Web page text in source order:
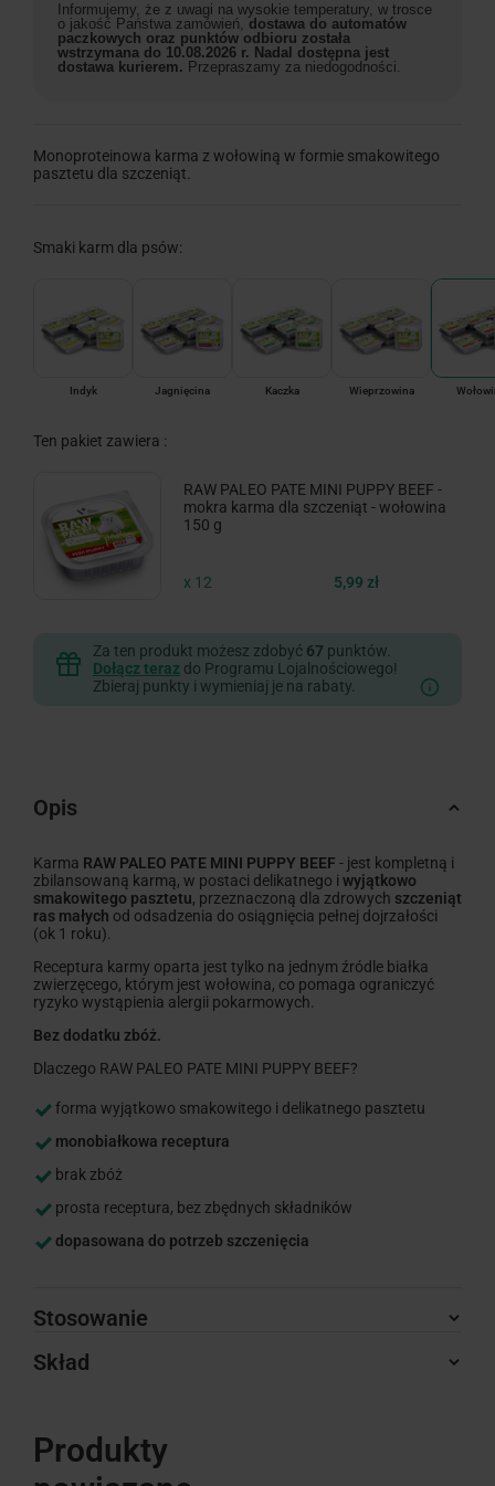
Informujemy, że z uwagi na wysokie temperatury, w trosce
o jakość Państwa zamówień, dostawa do automatów
paczkowych oraz punktów odbioru została
wstrzymana do 10.08.2026 r. Nadal dostępna jest
dostawa kurierem. Przepraszamy za niedogodności.
Monoproteinowa karma z wołowiną w formie smakowitego
pasztetu dla szczeniąt.
Smaki karm dla psów:
Indyk Jagnięcina Kaczka Wieprzowina
Ten pakiet zawiera :
RAW PALEO PATE MINI PUPPY BEEF -
mokra karma dla szczeniąt - wołowina
150 g
x 12 5,99 zł
Za ten produkt możesz zdobyć 67 punktów.
Dołącz teraz do Programu Lojalnościowego!
Zbieraj punkty i wymieniaj je na rabaty.
Opis
Karma RAW PALEO PATE MINI PUPPY BEEF - jest kompletną i
zbilansowaną karmą, w postaci delikatnego i wyjątkowo
smakowitego pasztetu, przeznaczoną dla zdrowych szczeniąt
ras małych od odsadzenia do osiągnięcia pełnej dojrzałości
(ok 1 roku).
Receptura karmy oparta jest tylko na jednym źródle białka
zwierzęcego, którym jest wołowina, co pomaga ograniczyć
ryzyko wystąpienia alergii pokarmowych.
Bez dodatku zbóż.
Dlaczego RAW PALEO PATE MINI PUPPY BEEF?
forma wyjątkowo smakowitego i delikatnego pasztetu
monobiałkowa receptura
brak zbóż
prosta receptura, bez zbędnych składników
dopasowana do potrzeb szczenięcia
Stosowanie
Skład
Produkty